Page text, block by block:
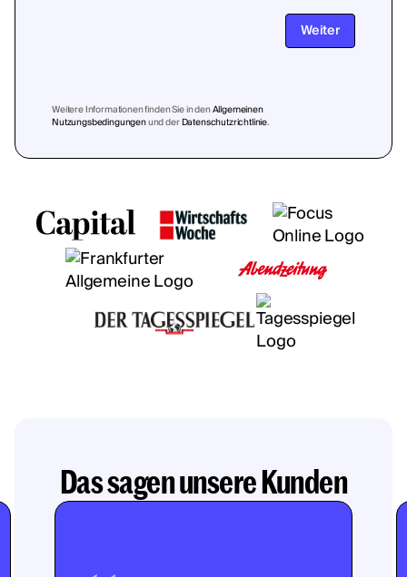
Weiter
Weitere Informationen finden Sie in denAllgemeinen
Nutzungsbedingungenund derDatenschutzrichtlinie.
Das sagen unsere Kunden